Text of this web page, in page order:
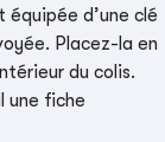
d’une clé
Placez-la en
du colis.
une fiche